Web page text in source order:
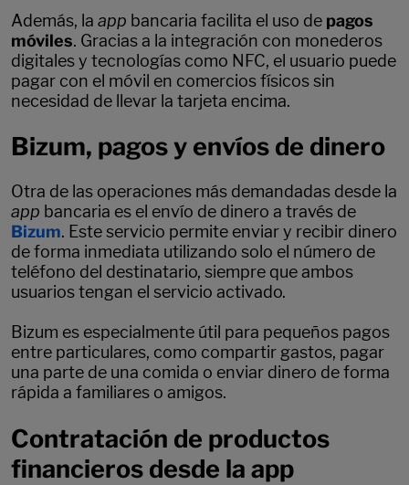
Además, la app bancaria facilita el uso de pagos
móviles. Gracias a la integración con monederos
digitales y tecnologías como NFC, el usuario puede
pagar con el móvil en comercios físicos sin
necesidad de llevar la tarjeta encima.
Bizum, pagos y envíos de dinero
Otra de las operaciones más demandadas desde la
app bancaria es el envío de dinero a través de
Bizum. Este servicio permite enviar y recibir dinero
de forma inmediata utilizando solo el número de
teléfono del destinatario, siempre que ambos
usuarios tengan el servicio activado.
Bizum es especialmente útil para pequeños pagos
entre particulares, como compartir gastos, pagar
una parte de una comida o enviar dinero de forma
rápida a familiares o amigos.
Contratación de productos
financieros desde la app